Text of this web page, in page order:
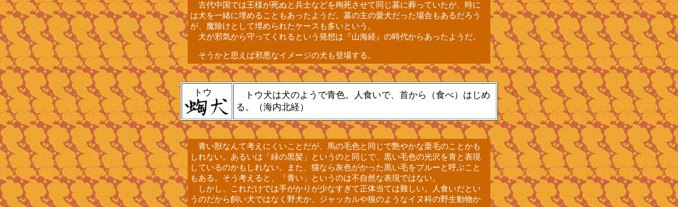
古代中国では王様が死ぬと兵士などを殉死させて同じ墓に葬っていたが、時に
は犬を一緒に埋めることもあったようだ。墓の主の愛犬だった場合もあるだろう
が、魔除けとして埋められたケースも多いという。
犬が邪気から守ってくれるという発想は『山海経』の時代からあったようだ。
そうかと思えば邪悪なイメージの犬も登場する。
トウ
トウ犬は犬のようで青色。人食いで、首から（食べ）はじめ
る。（海内北経）
青い獣なんて考えにくいことだが、馬の毛色と同じで艶やかな栗毛のことかも
しれない。あるいは「緑の黒髪」というのと同じで、黒い毛色の光沢を青と表現
しているのかもしれない。また、猫なら灰色がかった黒い毛をブルーと呼ぶこと
もある。そう考えると、「青い」というのは不自然な表現ではない。
しかし、これだけでは手がかりが少なすぎて正体当ては難しい。人食いだとい
うのだから飼い犬ではなく野犬か、ジャッカルや狼のようなイヌ科の野生動物か